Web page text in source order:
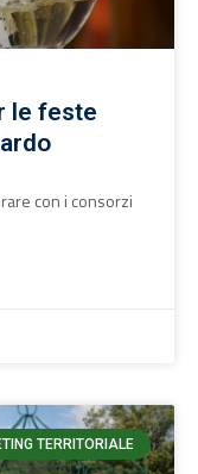
le feste
con i consorzi
TERRITORIALE